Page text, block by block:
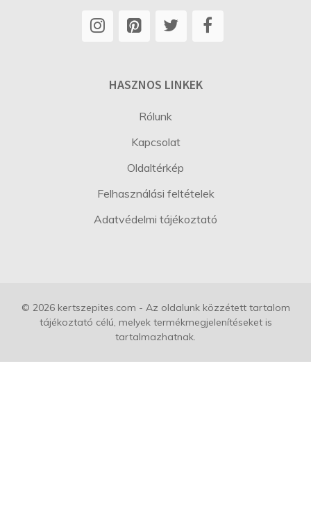
HASZNOS LINKEK
Rólunk
Kapcsolat
Oldaltérkép
Felhasználási feltételek
Adatvédelmi tájékoztató
© 2026 kertszepites.com - Az oldalunk közzétett tartalom
tájékoztató célú, melyek termékmegjelenítéseket is
tartalmazhatnak.